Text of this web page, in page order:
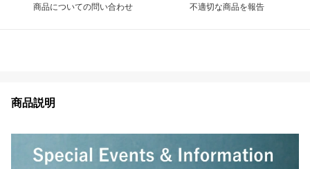
商品についての問い合わせ 不適切な商品を報告
商品説明